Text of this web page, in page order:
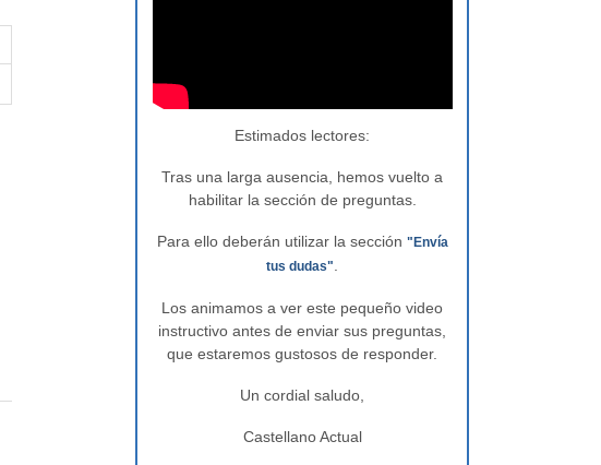
Estimados lectores:
Tras una larga ausencia, hemos vuelto a
habilitar la sección de preguntas.
Para ello deberán utilizar la sección "Envía
tus dudas"
Los animamos a ver este pequeño video
instructivo antes de enviar sus preguntas,
que estaremos gustosos de responder.
Un cordial saludo,
Castellano Actual